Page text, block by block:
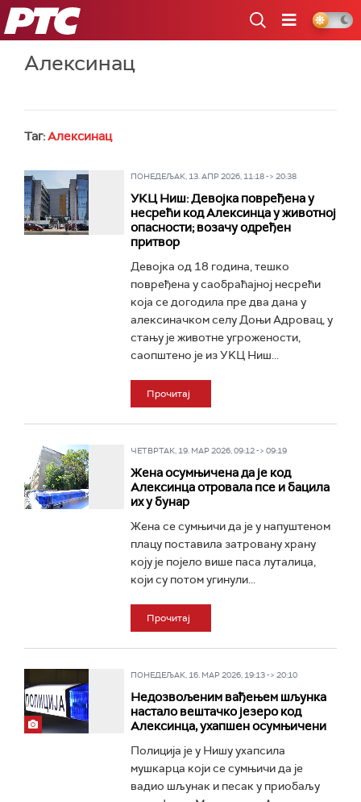
РТС
Алексинац
Таг:Алексинац
ПОНЕДЕЉАК, 13. АПР 2026, 11:18 -> 20:38
УКЦ Ниш: Девојка повређена у
несрећи код Алексинца у животној
опасности; возачу одређен
притвор
Девојка од 18 година, тешко
повређена у саобраћајној несрећи
која се догодила пре два дана у
алексиначком селу Доњи Адровац, у
стању је животне угрожености,
саопштено је из УKЦ Ниш...
Прочитај
ЧЕТВРТАК, 19. МАР 2026, 09:12 -> 09:19
Жена осумњичена да је код
Алексинца отровала псе и бацила
их у бунар
Жена се сумњичи да је у напуштеном
плацу поставила затровану храну
коју је појело више паса луталица,
који су потом угинули...
Прочитај
ПОНЕДЕЉАК, 16. МАР 2026, 19:13 -> 20:10
Недозвољеним вађењем шљунка
настало вештачко језеро код
Алексинца, ухапшен осумњичени
Полиција је у Нишу ухапсила
мушкарца који се сумњичи да је
вадио шљунак и песак у приобаљу